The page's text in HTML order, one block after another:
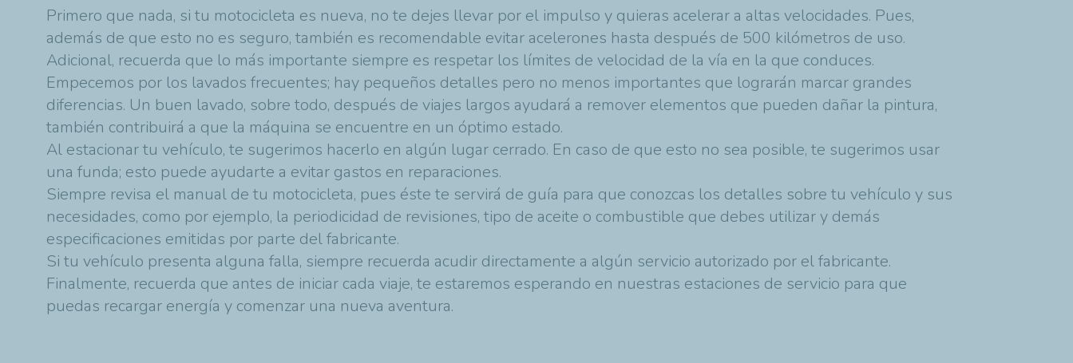
Primero que nada, si tu motocicleta es nueva, no te dejes llevar por el impulso y quieras acelerar a altas velocidades. Pues,
además de que esto no es seguro, también es recomendable evitar acelerones hasta después de 500 kilómetros de uso.
Adicional, recuerda que lo más importante siempre es respetar los límites de velocidad de la vía en la que conduces.
Empecemos por los lavados frecuentes; hay pequeños detalles pero no menos importantes que lograrán marcar grandes
diferencias. Un buen lavado, sobre todo, después de viajes largos ayudará a remover elementos que pueden dañar la pintura,
también contribuirá a que la máquina se encuentre en un óptimo estado.
Al estacionar tu vehículo, te sugerimos hacerlo en algún lugar cerrado. En caso de que esto no sea posible, te sugerimos usar
una funda; esto puede ayudarte a evitar gastos en reparaciones.
Siempre revisa el manual de tu motocicleta, pues éste te servirá de guía para que conozcas los detalles sobre tu vehículo y sus
necesidades, como por ejemplo, la periodicidad de revisiones, tipo de aceite o combustible que debes utilizar y demás
especificaciones emitidas por parte del fabricante.
Si tu vehículo presenta alguna falla, siempre recuerda acudir directamente a algún servicio autorizado por el fabricante.
Finalmente, recuerda que antes de iniciar cada viaje, te estaremos esperando en nuestras estaciones de servicio para que
puedas recargar energía y comenzar una nueva aventura.